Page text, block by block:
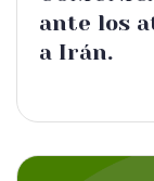
ante los
a Irán.